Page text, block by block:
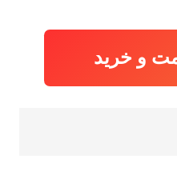
و خرید